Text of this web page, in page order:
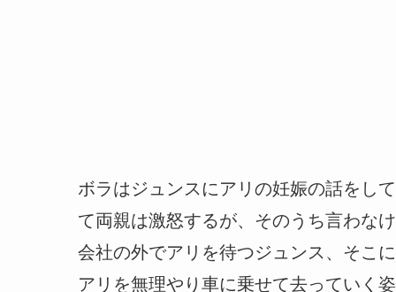
ボラはジュンスにアリの妊娠の話をし
て両親は激怒するが、そのうち言わな
会社の外でアリを待つジュンス、そこ
アリを無理やり車に乗せて去っていく